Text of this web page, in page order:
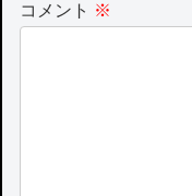
コメント ※